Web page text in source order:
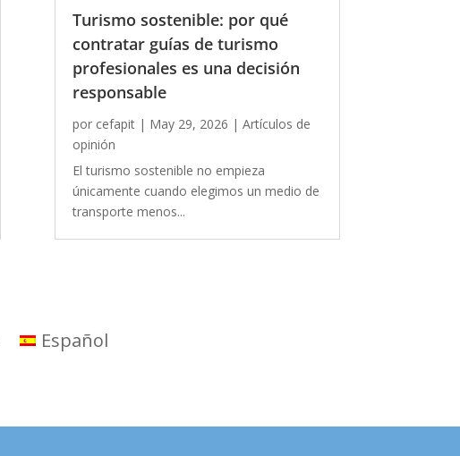
Turismo sostenible: por qué
contratar guías de turismo
profesionales es una decisión
responsable
por cefapit| May 29, 2026 | Artículos de
opinión
El turismo sostenible no empieza
únicamente cuando elegimos un medio de
transporte menos...
Español